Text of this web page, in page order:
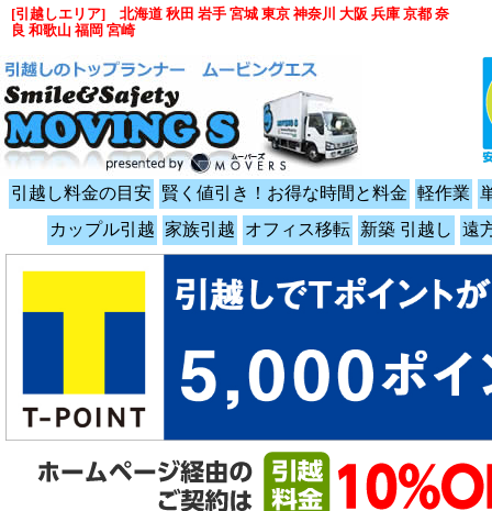
引越し料金の目安 賢く値引き！お得な時間と料金 軽作業
カップル引越 家族引越 オフィス移転 新築 引越し 遠
[引越しエリア] 北海道 秋田 岩手 宮城 東京 神奈川 大阪 兵庫 京都 奈
良 和歌山 福岡 宮崎